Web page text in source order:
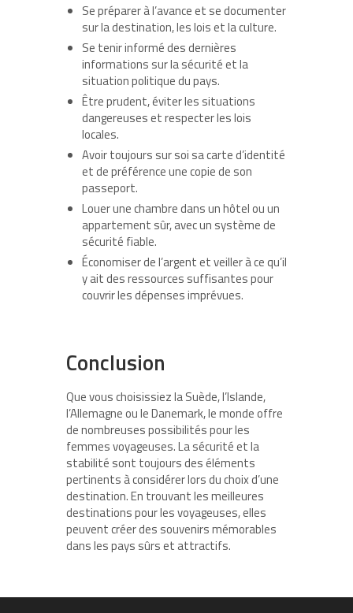
Se préparer à l’avance et se documenter
sur la destination, les lois et la culture.
Se tenir informé des dernières
informations sur la sécurité et la
situation politique du pays.
Être prudent, éviter les situations
dangereuses et respecter les lois
locales.
Avoir toujours sur soi sa carte d’identité
et de préférence une copie de son
passeport.
Louer une chambre dans un hôtel ou un
appartement sûr, avec un système de
sécurité fiable.
Économiser de l’argent et veiller à ce qu’il
y ait des ressources suffisantes pour
couvrir les dépenses imprévues.
Conclusion
Que vous choisissiez la Suède, l’Islande,
l’Allemagne ou le Danemark, le monde offre
de nombreuses possibilités pour les
femmes voyageuses. La sécurité et la
stabilité sont toujours des éléments
pertinents à considérer lors du choix d’une
destination. En trouvant les meilleures
destinations pour les voyageuses, elles
peuvent créer des souvenirs mémorables
dans les pays sûrs et attractifs.